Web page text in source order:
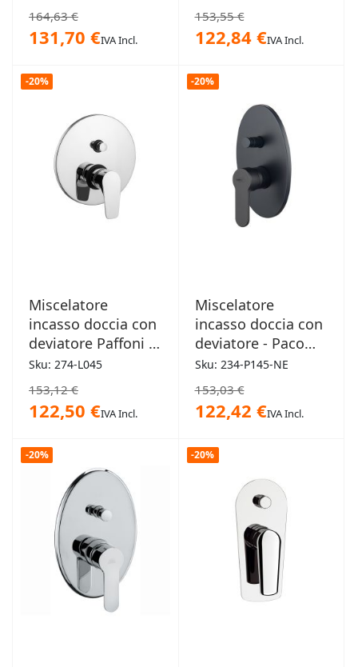
164,63 €
131,70 €IVA Incl.
153,55 €
122,84 €IVA Incl.
-20%
Miscelatore
incasso doccia con
deviatore Paffoni -
Lime
Sku: 274-L045
153,12 €
122,50 €IVA Incl.
-20%
Miscelatore
incasso doccia con
deviatore - Paco
nero opaco
Sku: 234-P145-NE
153,03 €
122,42 €IVA Incl.
-20% -20%